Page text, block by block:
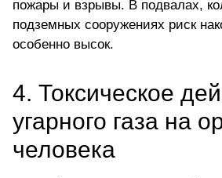
пожары и взрывы. В подвалах,
подземных сооружениях риск
особенно высок.
4. Токсическое
угарного газа на
человека